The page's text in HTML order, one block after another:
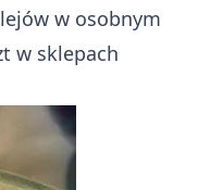
w osobnym
w sklepach